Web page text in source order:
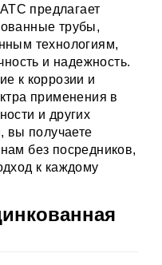
предлагает
трубы,
технологиям,
и надежность.
к коррозии и
применения в
и других
вы получаете
без посредников,
к каждому